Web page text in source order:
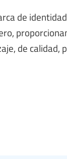
de
de calidad,